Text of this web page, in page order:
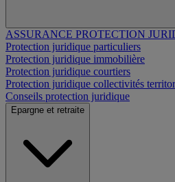
ASSURANCE PROTECTION
Protection juridique particuliers
Protection juridique immobilière
Protection juridique courtiers
Protection juridique collectivités
Conseils protection juridique
Epargne et retraite